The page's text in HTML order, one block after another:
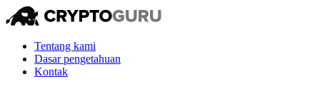
Tentang kami
Dasar pengetahuan
Kontak